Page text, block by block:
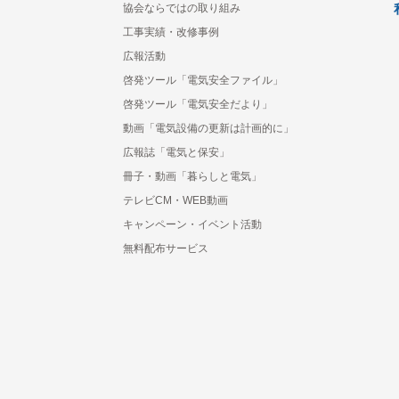
協会ならではの取り組み
工事実績・改修事例
広報活動
啓発ツール「電気安全ファイル」
啓発ツール「電気安全だより」
動画「電気設備の更新は計画的に」
広報誌「電気と保安」
冊子・動画「暮らしと電気」
テレビCM・WEB動画
キャンペーン・イベント活動
無料配布サービス